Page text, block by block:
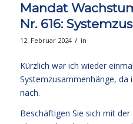
Mandat
Nr. 616:
12. Februar 2024 / in
Kürzlich war ich wieder
Systemzusammenhänge,
nach.
Beschäftigen Sie sich mit